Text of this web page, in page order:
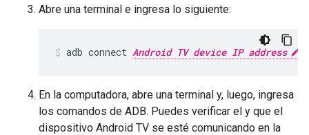
Abre una terminal e ingresa lo siguiente:
adb connect Android TV device IP address
En la computadora, abre una terminal y, luego, ingresa
los comandos de ADB. Puedes verificar el y que el
dispositivo Android TV se esté comunicando en la